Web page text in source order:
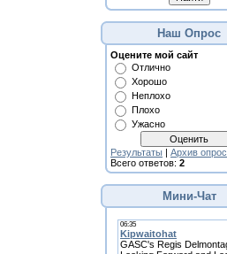
Наш Опрос
Оцените мой сайт
Отлично
Хорошо
Неплохо
Плохо
Ужасно
Результаты | Архив
Всего ответов: 2
Мини-Чат